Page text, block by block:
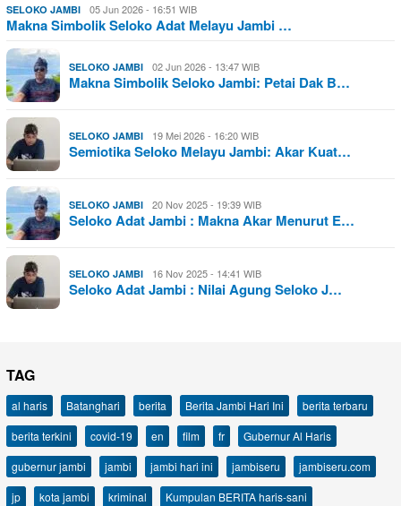
SELOKO JAMBI 05 Jun 2026 - 16:51 WIB
Makna Simbolik Seloko Adat Melayu Jambi …
SELOKO JAMBI 02 Jun 2026 - 13:47 WIB
Makna Simbolik Seloko Jambi: Petai Dak B…
SELOKO JAMBI 19 Mei 2026 - 16:20 WIB
Semiotika Seloko Melayu Jambi: Akar Kuat…
SELOKO JAMBI 20 Nov 2025 - 19:39 WIB
Seloko Adat Jambi : Makna Akar Menurut E…
SELOKO JAMBI 16 Nov 2025 - 14:41 WIB
Seloko Adat Jambi : Nilai Agung Seloko J…
TAG
al haris Batanghari berita Berita Jambi Hari Ini
berita terbaru
berita terkini
covid-19 en film fr
Gubernur Al Haris
gubernur jambi
jambi jambi hari ini jambiseru
jambiseru.com
jp
kota jambi kriminal
Kumpulan BERITA haris-sani